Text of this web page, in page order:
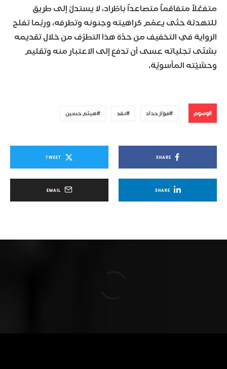
متفعّلاً متفاقماً متصاعداً باطّراد، لا يستدلّ إلى طريق
للتهدئة حتّى يعمّم كراهيته وجنونه وتطرفه، وربّما تفلح
الرواية في التخفيف من حدّة هذا التطرّف من خلال تقديمه
بشتّى تجلياته عسى أن تدفع إلى الاعتبار منه وتقليم
وحشيّته المأسويّة.
الوسوم فوّاز حداد نقد هيثم حسين
SHARE
TWEET
SHARE
EMAIL